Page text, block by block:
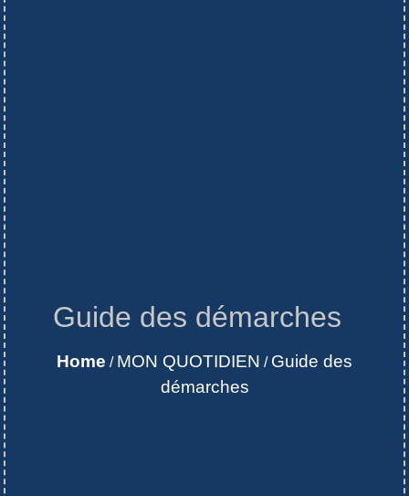
Guide des démarches
Home / MON QUOTIDIEN / Guide des
démarches